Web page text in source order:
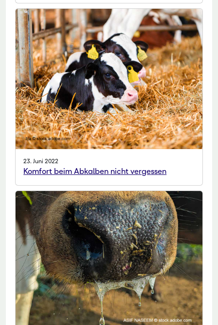
23. Juni 2022
Komfort beim Abkalben nicht vergessen